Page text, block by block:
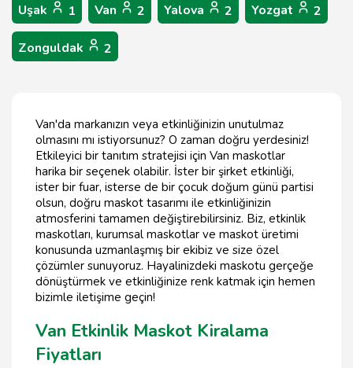
Uşak 1 Van 2 Yalova 2 Yozgat 2
Zonguldak 2
Van'da markanızın veya etkinliğinizin unutulmaz
olmasını mı istiyorsunuz? O zaman doğru yerdesiniz!
Etkileyici bir tanıtım stratejisi için Van maskotlar
harika bir seçenek olabilir. İster bir şirket etkinliği,
ister bir fuar, isterse de bir çocuk doğum günü partisi
olsun, doğru maskot tasarımı ile etkinliğinizin
atmosferini tamamen değiştirebilirsiniz. Biz, etkinlik
maskotları, kurumsal maskotlar ve maskot üretimi
konusunda uzmanlaşmış bir ekibiz ve size özel
çözümler sunuyoruz. Hayalinizdeki maskotu gerçeğe
dönüştürmek ve etkinliğinize renk katmak için hemen
bizimle iletişime geçin!
Van Etkinlik Maskot Kiralama
Fiyatları